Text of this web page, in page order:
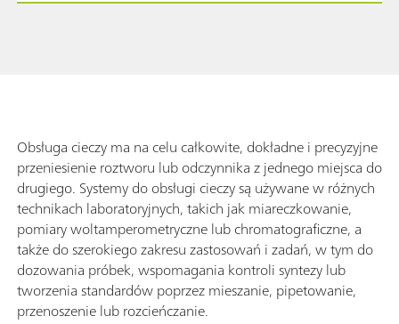
Obsługa cieczy ma na celu całkowite, dokładne i precyzyjne
przeniesienie roztworu lub odczynnika z jednego miejsca do
drugiego. Systemy do obsługi cieczy są używane w różnych
technikach laboratoryjnych, takich jak miareczkowanie,
pomiary woltamperometryczne lub chromatograficzne, a
także do szerokiego zakresu zastosowań i zadań, w tym do
dozowania próbek, wspomagania kontroli syntezy lub
tworzenia standardów poprzez mieszanie, pipetowanie,
przenoszenie lub rozcieńczanie.